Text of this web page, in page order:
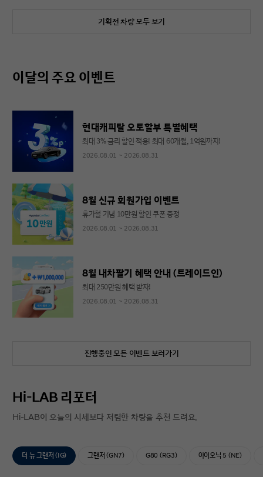
기획전 차량 모두 보기
이달의 주요 이벤트
현대캐피탈 오토할부 특별혜택
최대 3% 금리 할인 적용! 최대 60개월, 1억원까지!
2026.08.01 ~ 2026.08.31
8월 신규 회원가입 이벤트
휴가철 기념 10만원 할인 쿠폰 증정
2026.08.01 ~ 2026.08.31
8월 내차팔기 혜택 안내 (트레이드인)
최대 250만원 혜택 받자!
2026.08.01 ~ 2026.08.31
진행중인 모든 이벤트 보러가기
Hi-LAB 리포터
Hi-LAB이 오늘의 시세보다 저렴한 차량을 추천 드려요.
더 뉴 그랜저 (IG) 그랜저 (GN7) G80 (RG3) 아이오닉 5 (NE)